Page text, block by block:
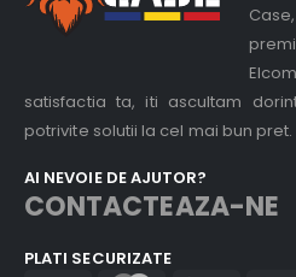
satisfactia ta, iti ascultam
potrivite solutii la cel mai bun pret.
AI NEVOIE DE AJUTOR?
CONTACTEAZA-NE
PLATI SECURIZATE